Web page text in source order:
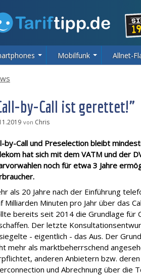
Mobilfunk Allnet-
by-Call ist gerettet!"
von Chris
by-Call und Preselection bleibt
hat sich mit dem VATM und der
noch für etwa 3 Jahre
als 20 Jahre nach der Einführung
Milliarden Minuten pro Jahr über das
bereits seit 2014 die Grundlage für
Der letzte
- eigentlich - das Aus. Der
mehr als marktbeherrschend
anderen Anbietern bzw. deren
und Abrechnung über die